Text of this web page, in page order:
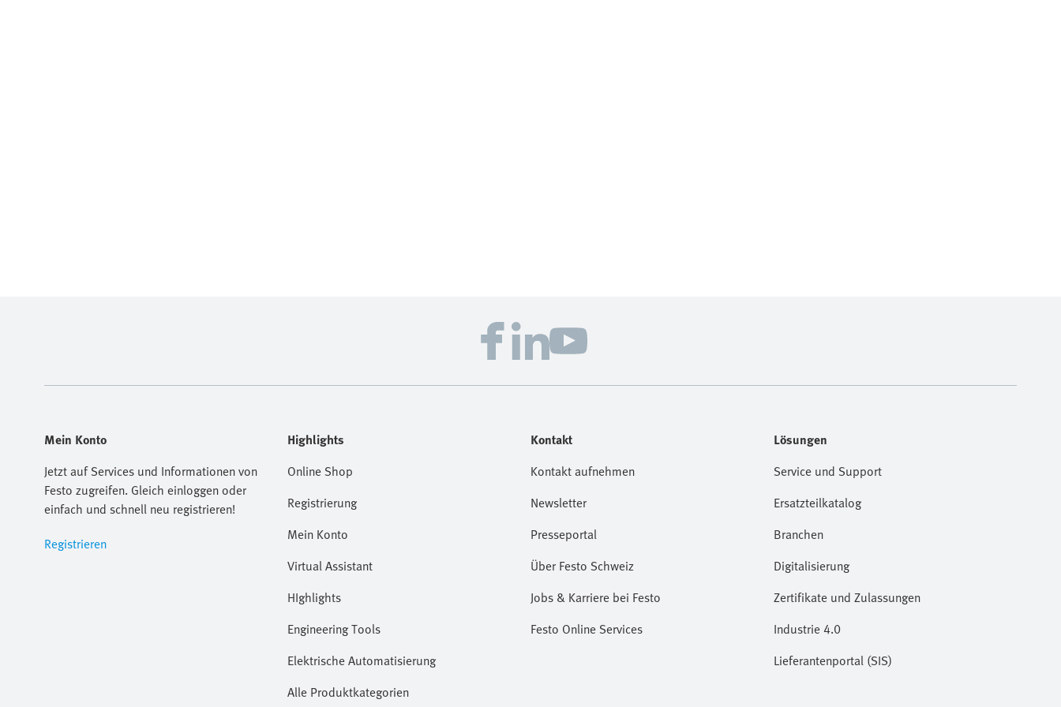
Mein Konto
Jetzt auf Services und Informationen von
Festo zugreifen. Gleich einloggen oder
einfach und schnell neu registrieren!
Registrieren
Highlights
Online Shop
Registrierung
Mein Konto
Virtual Assistant
HIghlights
Engineering Tools
Elektrische Automatisierung
Alle Produktkategorien
Kontakt
Kontakt aufnehmen
Newsletter
Presseportal
Über Festo Schweiz
Jobs & Karriere bei Festo
Festo Online Services
Lösungen
Service und Support
Ersatzteilkatalog
Branchen
Digitalisierung
Zertifikate und Zulassungen
Industrie 4.0
Lieferantenportal (SIS)